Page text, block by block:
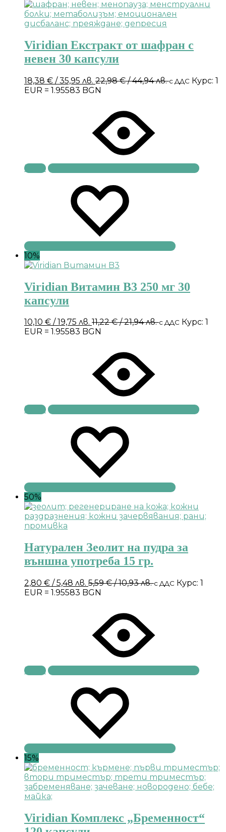
Viridian Екстракт от шафран с
невен 30 капсули
18,38 € / 35,95 лв. 22,98€/ 44,94 лв.с ДДС Курс: 1
EUR = 1.95583 BGN
Купи
10%
Viridian Витамин B3 250 мг 30
капсули
10,10 € / 19,75 лв. 11,22€/ 21,94 лв.с ДДС Курс: 1
EUR = 1.95583 BGN
Купи
50%
Натурален Зеолит на пудра за
външна употреба 15 гр.
2,80 € / 5,48 лв. 5,59€/ 10,93 лв.с ДДС Курс: 1
EUR = 1.95583 BGN
Купи
15%
Viridian Комплекс „Бременност“